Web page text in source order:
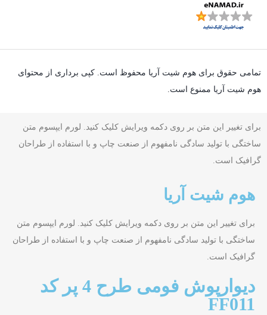
تمامی حقوق برای هوم شیت آریا محفوظ است. کپی برداری از محتوای
هوم شیت آریا ممنوع است.
برای تغییر این متن بر روی دکمه ویرایش کلیک کنید. لورم ایپسوم متن
ساختگی با تولید سادگی نامفهوم از صنعت چاپ و با استفاده از طراحان
گرافیک است.
هوم شیت آریا
برای تغییر این متن بر روی دکمه ویرایش کلیک کنید. لورم ایپسوم متن
ساختگی با تولید سادگی نامفهوم از صنعت چاپ و با استفاده از طراحان
گرافیک است.
دیوارپوش فومی طرح 4 پر کد
FF011